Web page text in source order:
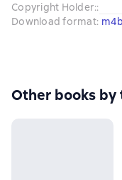
Copyright Holder::
Download format: m4b
Other books by